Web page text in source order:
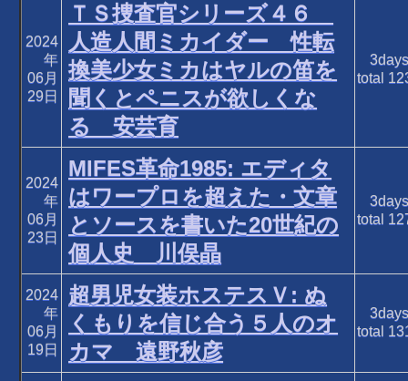
2024
年
06月
29日
ＴＳ捜査官シリーズ４６
人造人間ミカイダー 性転
換美少女ミカはヤルの笛を
聞くとペニスが欲しくな
る 安芸育
total
2024
年
06月
23日
MIFES革命1985: エディタ
はワープロを超えた・文章
とソースを書いた20世紀の
個人史 川俣晶
total
2024
年
06月
19日
超男児女装ホステスＶ: ぬ
くもりを信じ合う５人のオ
カマ 遠野秋彦
total